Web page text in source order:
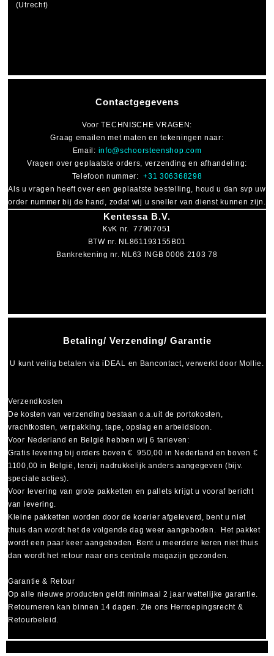
Betaling/ Verzending/ Garantie
U kunt veilig betalen viaiDEAL en Bancontact, verwerkt door Mollie.
Verzendkosten
De kosten van verzending bestaan o.a.uit de portokosten,
vrachtkosten, verpakking, tape, opslag en arbeidsloon.
Voor Nederland en België hebben wij 6 tarieven:
Gratis levering bij orders boven € 950,00 in Nederland en boven €
1100,00 in België, tenzij nadrukkelijk anders aangegeven (bijv.
speciale acties).
Voor levering van grote pakketten en pallets krijgt u vooraf bericht
van levering.
Kleine pakketten worden door de koerier afgeleverd, bent u niet
thuis dan wordt het de volgende dag weer aangeboden. Het pakket
wordt een paar keer aangeboden. Bent u meerdere keren niet thuis
dan wordt het retour naar ons centrale magazijn gezonden.
Garantie & Retour
Op alle nieuwe producten geldt minimaal2 jaar wettelijke garantie.
Retourneren kan binnen 14 dagen. Zie ons Herroepingsrecht &
Retourbeleid.
Contactgegevens
VoorTECHNISCHE VRAGEN :
Graag emailen met maten en tekeningen naar:
Email: info@schoorsteenshop.com
Vragen over geplaatste orders, verzending en afhandeling:
Telefoon nummer:+31 306368298
Als u vragen heeft over een geplaatste bestelling, houd u dan svp uw
order nummer bij de hand, zodat wij u sneller van dienst kunnen zijn.
Kentessa B.V.
KvK nr. 77907051
BTW nr. NL861193155B01
Bankrekening nr. NL63 INGB 0006 2103 78
(Utrecht)